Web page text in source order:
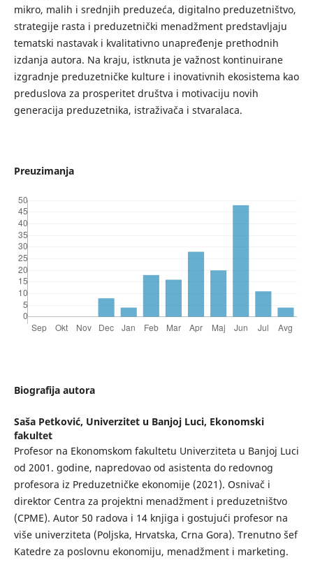
mikro, malih i srednjih preduzeća, digitalno preduzetništvo,
strategije rasta i preduzetnički menadžment predstavljaju
tematski nastavak i kvalitativno unapređenje prethodnih
izdanja autora. Na kraju, istknuta je važnost kontinuirane
izgradnje preduzetničke kulture i inovativnih ekosistema kao
preduslova za prosperitet društva i motivaciju novih
generacija preduzetnika, istraživača i stvaralaca.
Preuzimanja
Biografija autora
Saša Petković, Univerzitet u Banjoj Luci, Ekonomski
fakultet
Profesor na Ekonomskom fakultetu Univerziteta u Banjoj Luci
od 2001. godine, napredovao od asistenta do redovnog
profesora iz Preduzetničke ekonomije (2021). Osnivač i
direktor Centra za projektni menadžment i preduzetništvo
(CPME). Autor 50 radova i 14 knjiga i gostujući profesor na
više univerziteta (Polјska, Hrvatska, Crna Gora). Trenutno šef
Katedre za poslovnu ekonomiju, menadžment i marketing.